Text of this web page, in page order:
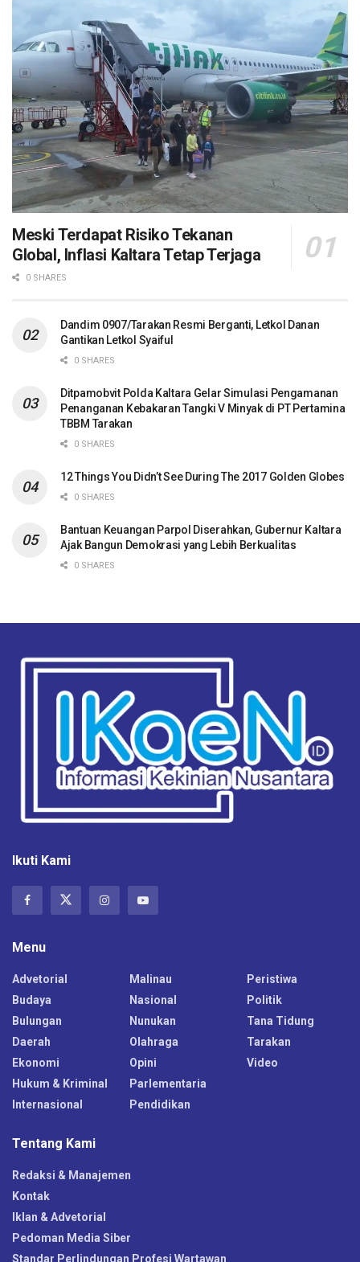
Meski Terdapat Risiko Tekanan
Global, Inflasi Kaltara Tetap Terjaga
0 SHARES
Dandim 0907/Tarakan Resmi Berganti, Letkol Danan
Gantikan Letkol Syaiful
0 SHARES
Ditpamobvit Polda Kaltara Gelar Simulasi Pengamanan
Penanganan Kebakaran Tangki V Minyak di PT Pertamina
TBBM Tarakan
0 SHARES
12 Things You Didn’t See During The 2017 Golden Globes
0 SHARES
Bantuan Keuangan Parpol Diserahkan, Gubernur Kaltara
Ajak Bangun Demokrasi yang Lebih Berkualitas
0 SHARES
Ikuti Kami
Menu
Advetorial
Budaya
Bulungan
Daerah
Ekonomi
Hukum & Kriminal
Internasional
Malinau
Nasional
Nunukan
Olahraga
Opini
Parlementaria
Pendidikan
Peristiwa
Politik
Tana Tidung
Tarakan
Video
Tentang Kami
Redaksi & Manajemen
Kontak
Iklan & Advetorial
Pedoman Media Siber
Standar Perlindungan Profesi Wartawan